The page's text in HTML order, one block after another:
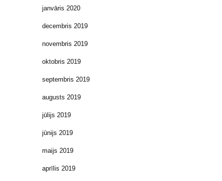
janvāris 2020
decembris 2019
novembris 2019
oktobris 2019
septembris 2019
augusts 2019
jūlijs 2019
jūnijs 2019
maijs 2019
aprīlis 2019